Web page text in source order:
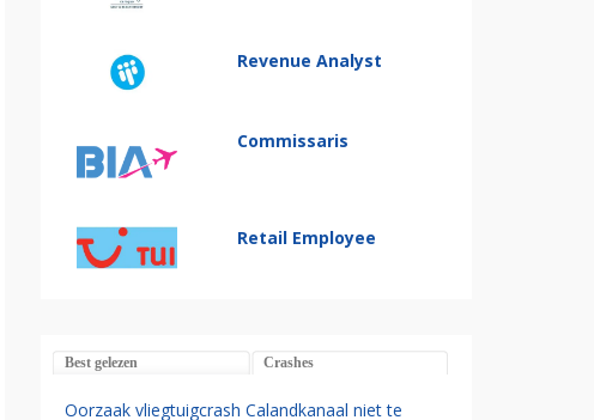
Revenue Analyst
Commissaris
Retail Employee
Best gelezen Crashes
Oorzaak vliegtuigcrash Calandkanaal niet te